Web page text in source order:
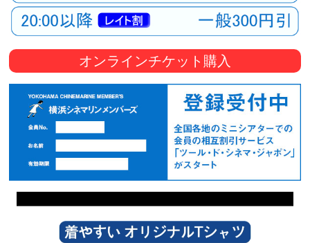
オンラインチケット購入